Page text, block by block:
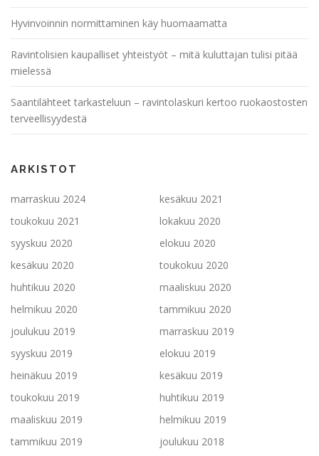
Hyvinvoinnin normittaminen käy huomaamatta
Ravintolisien kaupalliset yhteistyöt – mitä kuluttajan tulisi pitää
mielessä
Saantilähteet tarkasteluun – ravintolaskuri kertoo ruokaostosten
terveellisyydestä
ARKISTOT
marraskuu 2024
kesäkuu 2021
toukokuu 2021
lokakuu 2020
syyskuu 2020
elokuu 2020
kesäkuu 2020
toukokuu 2020
huhtikuu 2020
maaliskuu 2020
helmikuu 2020
tammikuu 2020
joulukuu 2019
marraskuu 2019
syyskuu 2019
elokuu 2019
heinäkuu 2019
kesäkuu 2019
toukokuu 2019
huhtikuu 2019
maaliskuu 2019
helmikuu 2019
tammikuu 2019
joulukuu 2018